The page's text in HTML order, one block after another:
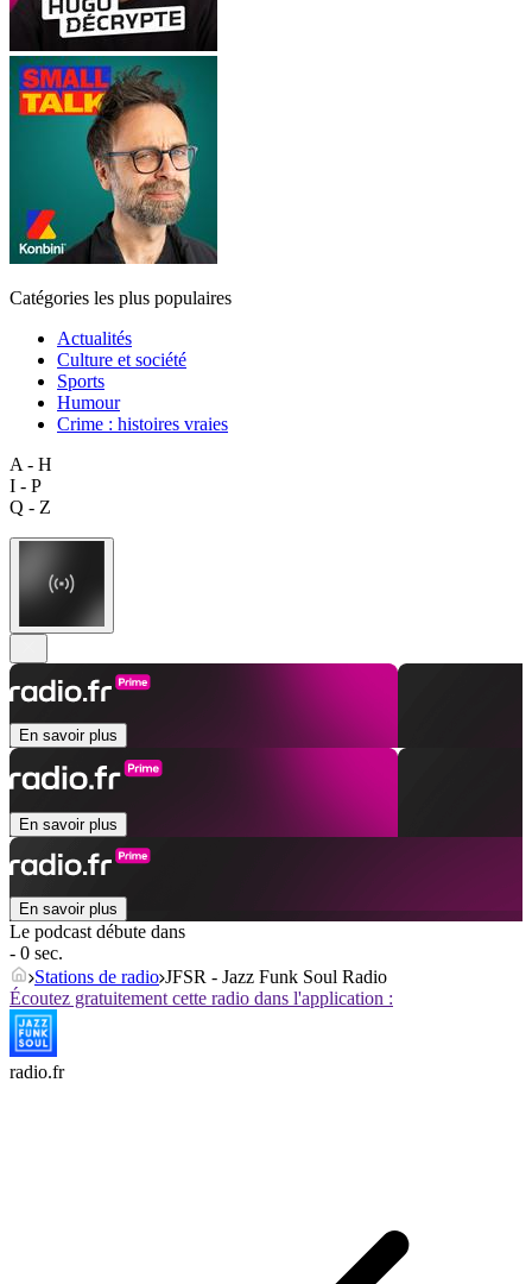
Catégories les plus populaires
Actualités
Culture et société
Sports
Humour
Crime : histoires vraies
A - H
I - P
Q - Z
En savoir plus
En savoir plus
En savoir plus
Le podcast débute dans
- 0 sec.
Stations de radio JFSR - Jazz Funk Soul Radio
Écoutez gratuitement cette radio dans l'application :
radio.fr